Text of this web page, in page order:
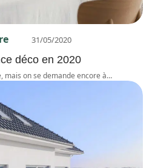
31/05/2020
déco en 2020
mais on se demande encore à…